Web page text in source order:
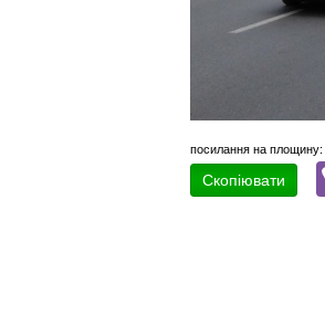
посилання на площину:
Скопіювати